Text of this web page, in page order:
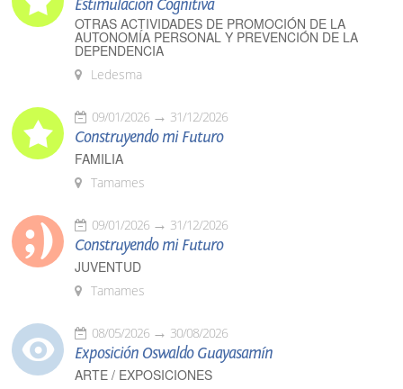
Estimulación Cognitiva
OTRAS ACTIVIDADES DE PROMOCIÓN DE LA
AUTONOMÍA PERSONAL Y PREVENCIÓN DE LA
DEPENDENCIA
Ledesma
09/01/2026 31/12/2026
Construyendo mi Futuro
FAMILIA
Tamames
09/01/2026 31/12/2026
Construyendo mi Futuro
JUVENTUD
Tamames
08/05/2026 30/08/2026
Exposición Oswaldo Guayasamín
ARTE / EXPOSICIONES